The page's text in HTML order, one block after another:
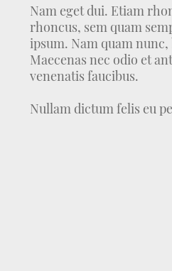
Nam eget dui. Etiam
rhoncus, sem quam
ipsum. Nam quam
Maecenas nec odio et
venenatis faucibus.
Nullam dictum felis eu